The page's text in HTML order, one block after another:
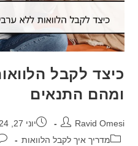
כיצד לקבל
ומהם התנאים
מחבר:
Ravid Omesi פורסם:
יוני 27, 2024
קטגוריה:
מדריך איך לקבל הלוואות